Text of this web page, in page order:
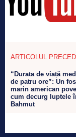
ARTICOLUL
“Durata de viață
de patru ore”: Un
marin american
cum decurg luptele
Bahmut